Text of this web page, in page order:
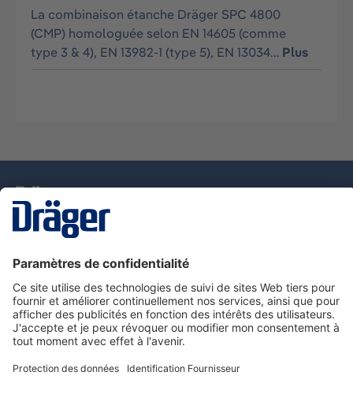
La combinaison étanche Dräger SPC 4800
(CMP) homologuée selon EN 14605 (comme
type 3 & 4), EN 13982-1 (type 5), EN 13034… Plus
Nous contacter
Service de e-commande Dräger
Informations sur les produits